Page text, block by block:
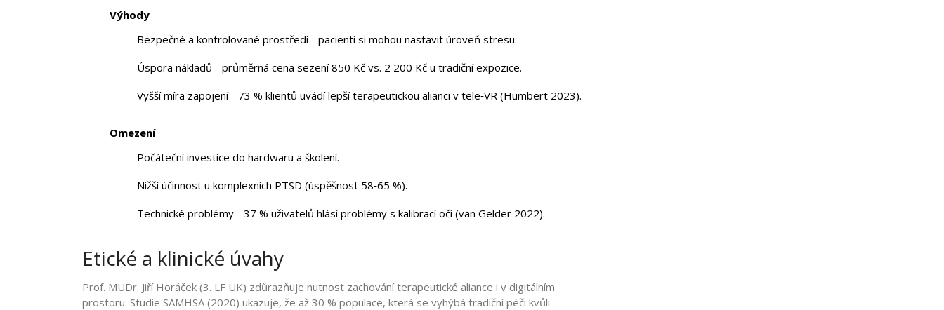
Výhody
Bezpečné a kontrolované prostředí - pacienti si mohou nastavit úroveň stresu.
Úspora nákladů - průměrná cena sezení 850 Kč vs. 2 200 Kč u tradiční expozice.
Vyšší míra zapojení - 73 % klientů uvádí lepší terapeutickou alianci v tele‑VR (Humbert 2023).
Omezení
Počáteční investice do hardwaru a školení.
Nižší účinnost u komplexních PTSD (úspěšnost 58‑65 %).
Technické problémy - 37 % uživatelů hlásí problémy s kalibrací očí (van Gelder 2022).
Etické a klinické úvahy
Prof. MUDr. Jiří Horáček (3. LF UK) zdůrazňuje nutnost zachování terapeutické aliance i v digitálním
prostoru. Studie SAMHSA (2020) ukazuje, že až 30 % populace, která se vyhýbá tradiční péči kvůli